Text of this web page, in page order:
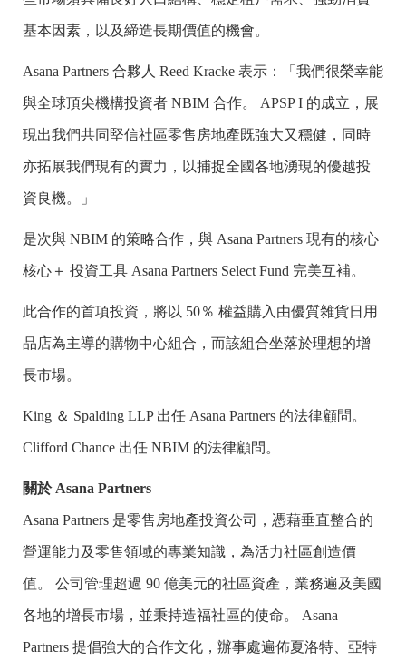
基本因素，以及締造長期價值的機會。
Asana Partners 合夥人 Reed Kracke 表示：「我們很榮幸能
與全球頂尖機構投資者 NBIM 合作。 APSP I 的成立，展
現出我們共同堅信社區零售房地產既強大又穩健，同時
亦拓展我們現有的實力，以捕捉全國各地湧現的優越投
資良機。」
是次與 NBIM 的策略合作，與 Asana Partners 現有的核心
核心＋ 投資工具 Asana Partners Select Fund 完美互補。
此合作的首項投資，將以 50％ 權益購入由優質雜貨日用
品店為主導的購物中心組合，而該組合坐落於理想的增
長市場。
King ＆ Spalding LLP 出任 Asana Partners 的法律顧問。
Clifford Chance 出任 NBIM 的法律顧問。
關於 Asana Partners
Asana Partners 是零售房地產投資公司，憑藉垂直整合的
營運能力及零售領域的專業知識，為活力社區創造價
值。 公司管理超過 90 億美元的社區資產，業務遍及美國
各地的增長市場，並秉持造福社區的使命。 Asana
Partners 提倡強大的合作文化，辦事處遍佈夏洛特、亞特